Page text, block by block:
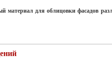
для облицовки фасадов